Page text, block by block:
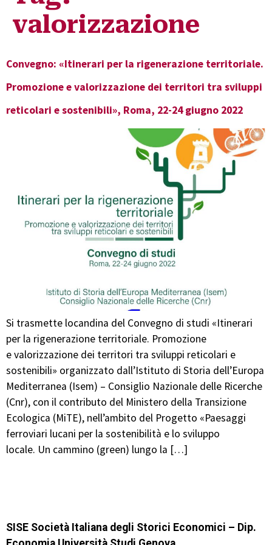
valorizzazione
Convegno: «Itinerari per la rigenerazione territoriale.
Promozione e valorizzazione dei territori tra sviluppi
reticolari e sostenibili», Roma, 22-24 giugno 2022
Si trasmette locandina del Convegno di studi «Itinerari
per la rigenerazione territoriale. Promozione
e valorizzazione dei territori tra sviluppi reticolari e
sostenibili» organizzato dall’Istituto di Storia dell’Europa
Mediterranea (Isem) – Consiglio Nazionale delle Ricerche
(Cnr), con il contributo del Ministero della Transizione
Ecologica (MiTE), nell’ambito del Progetto «Paesaggi
ferroviari lucani per la sostenibilità e lo sviluppo
locale. Un cammino (green) lungo la […]
SISE Società Italiana degli Storici Economici – Dip.